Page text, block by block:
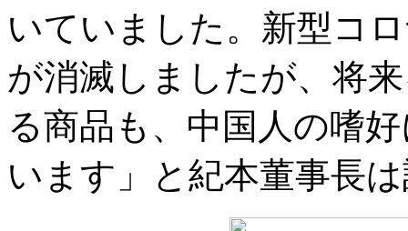
いていました。新型コ
が消滅しましたが、将
る商品も、中国人の嗜
います」と紀本董事長